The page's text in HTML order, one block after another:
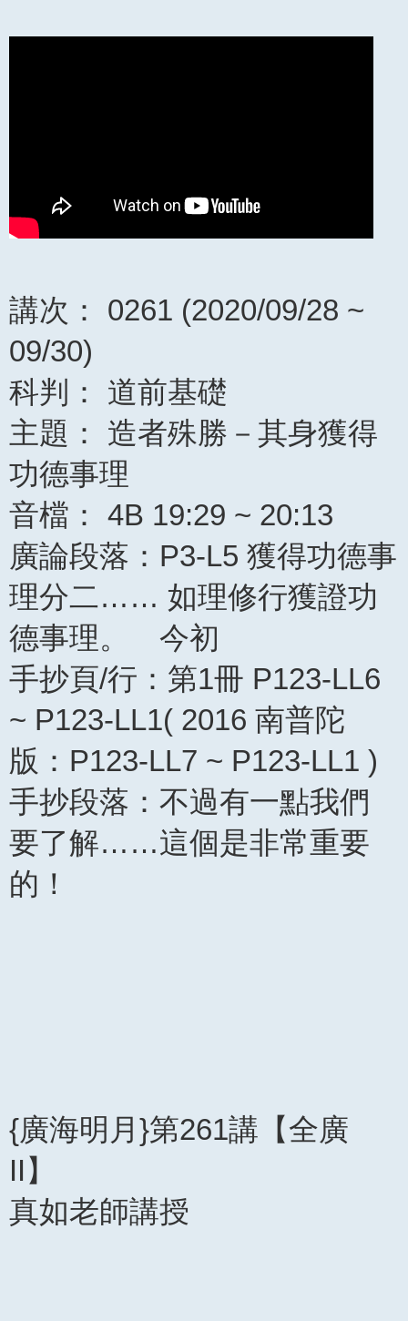
講次： 0261 (2020/09/28 ~
09/30)
科判： 道前基礎
主題： 造者殊勝－其身獲得
功德事理
音檔： 4B 19:29 ~ 20:13
廣論段落：P3-L5 獲得功德事
理分二…… 如理修行獲證功
德事理。 今初
手抄頁/行：第1冊 P123-LL6
~ P123-LL1( 2016 南普陀
版：P123-LL7 ~ P123-LL1 )
手抄段落：不過有一點我們
要了解……這個是非常重要
的！
{廣海明月}第261講【全廣
II】
真如老師講授